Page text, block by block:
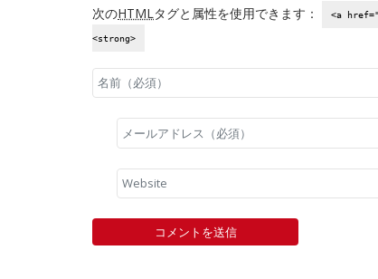
次のHTML タグと属性を使用できます： <a
<strong>